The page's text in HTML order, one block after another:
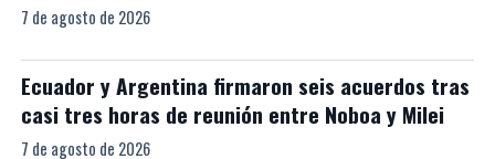
7 de agosto de 2026
Ecuador y Argentina firmaron seis acuerdos tras
casi tres horas de reunión entre Noboa y Milei
7 de agosto de 2026